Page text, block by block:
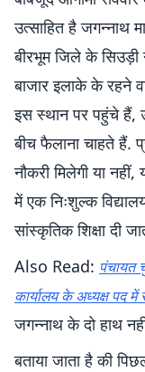
उत्साहित है जगन्नाथ
बीरभूम जिले के सिउड़ी
बाजार इलाके के रहने
इस स्थान पर पहुंचे हैं,
बीच फैलाना चाहते हैं.
नौकरी मिलेगी या
में एक निःशुल्क
सांस्कृतिक शिक्षा दी
Also Read: पंचायत
कार्यालय के अध्यक्ष पद में
जगन्नाथ के दो हाथ
बताया जाता है की